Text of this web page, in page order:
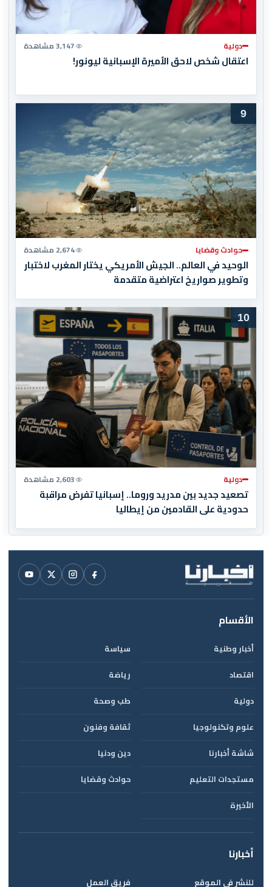
دولية 3,147 مشاهدة
اعتقال شخص لاحق الأميرة الإسبانية ليونور!
9
حوادث وقضايا 2,674 مشاهدة
الوحيد في العالم.. الجيش الأمريكي يختار المغرب لاختبار
وتطوير صواريخ اعتراضية متقدمة
10
دولية 2,603 مشاهدة
تصعيد جديد بين مدريد وروما.. إسبانيا تفرض مراقبة
حدودية على القادمين من إيطاليا
الأقسام
أخبار وطنية
سياسة
اقتصاد
رياضة
دولية
طب وصحة
علوم وتكنولوجيا
ثقافة وفنون
شاشة أخبارنا
دين ودنيا
مستجدات التعليم
حوادث وقضايا
الأخيرة
أخبارنا
للنشر في الموقع فريق العمل